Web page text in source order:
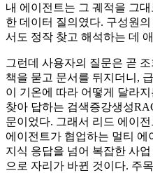
내 에이전트는 그 궤적을 그
한 데이터 질의였다. 구성원
서도 정작 찾고 해석하는 데
그런데 사용자의 질문은 곧
책을 묻고 문서를 뒤지더니,
이 기온에 따라 어떻게 달라
찾아 답하는 검색증강생성
문이었다. 그래서 리드 에이
에이전트가 협업하는 멀티
지식 응답을 넘어 복잡한 사
으로 자리가 바뀐 것이다. 주